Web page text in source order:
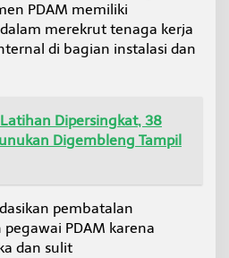
PDAM memiliki
merekrut tenaga kerja
di bagian instalasi dan
Dipersingkat, 38
Digembleng Tampil
pembatalan
PDAM karena
dan sulit